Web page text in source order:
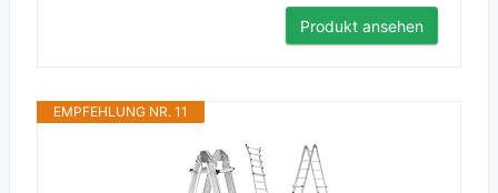
Produkt ansehen
EMPFEHLUNG NR. 11